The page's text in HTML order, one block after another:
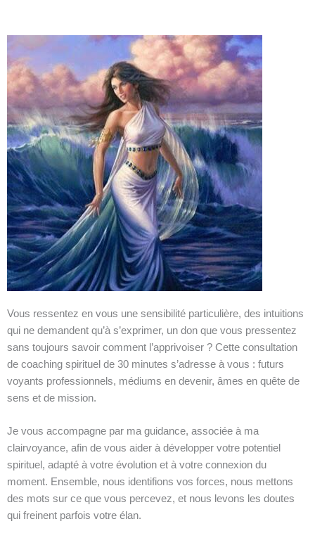
Vous ressentez en vous une sensibilité particulière, des intuitions
qui ne demandent qu’à s’exprimer, un don que vous pressentez
sans toujours savoir comment l’apprivoiser ? Cette consultation
de coaching spirituel de 30 minutes s’adresse à vous : futurs
voyants professionnels, médiums en devenir, âmes en quête de
sens et de mission.
Je vous accompagne par ma guidance, associée à ma
clairvoyance, afin de vous aider à développer votre potentiel
spirituel, adapté à votre évolution et à votre connexion du
moment. Ensemble, nous identifions vos forces, nous mettons
des mots sur ce que vous percevez, et nous levons les doutes
qui freinent parfois votre élan.